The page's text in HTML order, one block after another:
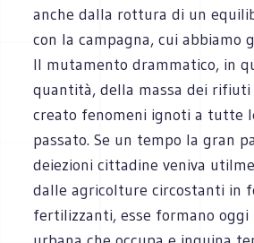
anche dalla rottura di un
con la campagna, cui abbiamo
Il mutamento drammatico, in
quantità, della massa dei rifiuti
creato fenomeni ignoti a tutte
passato. Se un tempo la gran
deiezioni cittadine veniva
dalle agricolture circostanti in
fertilizzanti, esse formano oggi